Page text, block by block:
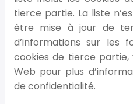
tierce partie. La liste
être mise à jour de
d’informations sur les
cookies de tierce partie,
Web pour plus
de confidentialité.